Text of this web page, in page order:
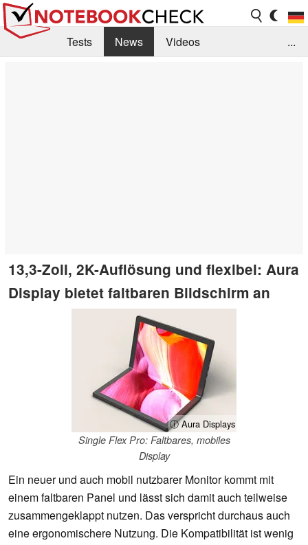
Tests News
Videos
...
13,3-Zoll, 2K-Auflösung und flexibel: Aura
Display bietet faltbaren Bildschirm an
ⓘ Aura Displays
Single Flex Pro: Faltbares, mobiles
Display
Ein neuer und auch mobil nutzbarer Monitor kommt mit
einem faltbaren Panel und lässt sich damit auch teilweise
zusammengeklappt nutzen. Das verspricht durchaus auch
eine ergonomischere Nutzung. Die Kompatibilität ist wenig